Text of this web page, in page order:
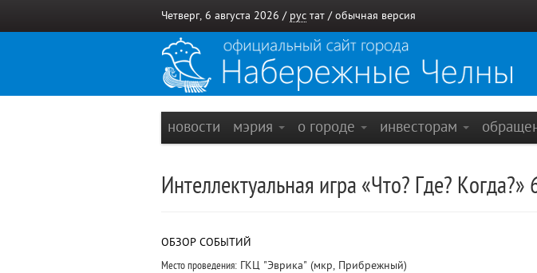
Четверг, 6 августа 2026 / рус тат / обычная версия
новости мэрия о городе инвесторам
Интеллектуальная игра «Что? Где? Когда?»
ОБЗОР СОБЫТИЙ
Место проведения: ГКЦ "Эврика" (мкр, Прибрежный)